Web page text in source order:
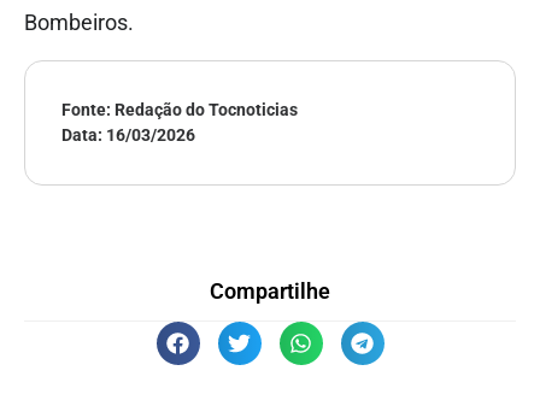
Bombeiros.
Fonte: Redação do Tocnoticias
Data: 16/03/2026
Compartilhe